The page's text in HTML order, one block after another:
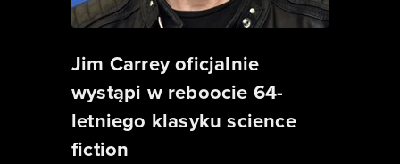
Jim Carrey oficjalnie
wystąpi w reboocie 64-
letniego klasyku science
fiction